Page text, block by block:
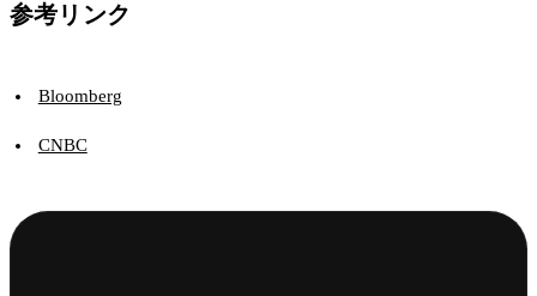
参考リンク
Bloomberg
CNBC